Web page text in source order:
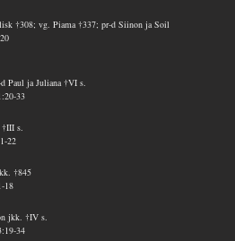
†308; vg. Piama †337; pr-d Siinon ja Soil
Paul ja Juliana †VI s.
33
s.
22
†845
18
jkk. †IV s.
34